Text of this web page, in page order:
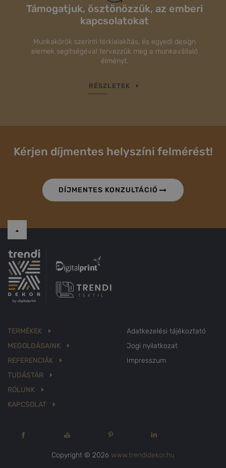
Támogatjuk, ösztönözzük, az emberi
kapcsolatokat
Munkakörök szerinti térkialakítás, és egyedi design
elemek segítségéval tervezzük meg a munkavállaló
élményt.
RÉSZLETEK
Kérjen díjmentes helyszíni felmérést!
DÍJMENTES KONZULTÁCIÓ
TERMÉKEK
MEGOLDÁSAINK
REFERENCIÁK
TUDÁSTÁR
RÓLUNK
KAPCSOLAT
Adatkezelési tájékoztató
Jogi nyilatkozat
Impresszum
Copyright © 2026 www.trendidekor.hu